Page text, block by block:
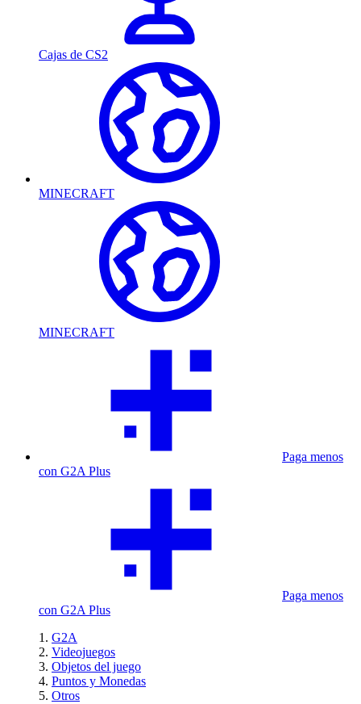
Cajas de CS2
MINECRAFT
MINECRAFT
Paga menos
con G2A Plus
Paga menos
con G2A Plus
G2A
Videojuegos
Objetos del juego
Puntos y Monedas
Otros